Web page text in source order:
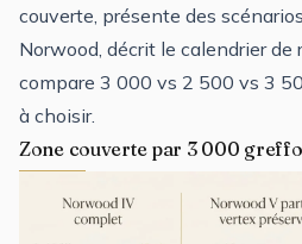
couverte, présente des
Norwood, décrit le calendrier
compare 3 000 vs 2 500 vs 3
à choisir.
Zone couverte par 3 000